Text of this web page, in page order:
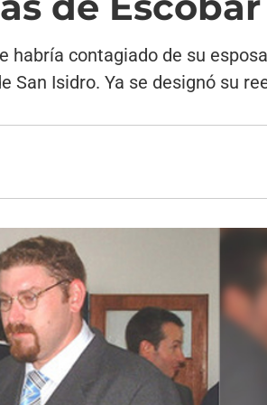
habría contagiado de su
San Isidro. Ya se designó su